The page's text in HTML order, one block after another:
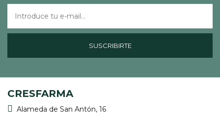
SUSCRIBIRTE
CRESFARMA
Alameda de San Antón, 16